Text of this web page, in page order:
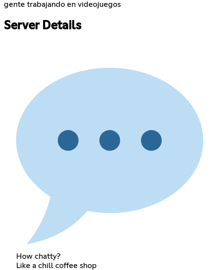
gente trabajando en videojuegos
Server Details
How chatty?
Like a chill coffee shop